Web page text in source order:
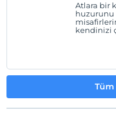
Atlara bir
huzurunu
kendinizi